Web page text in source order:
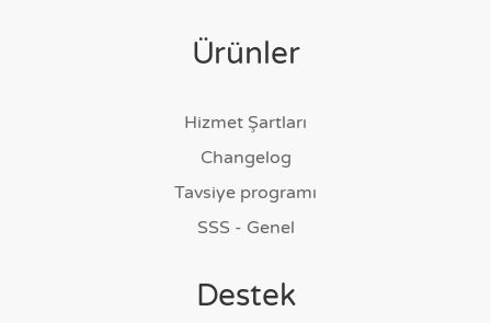
Ürünler
Hizmet Şartları
Changelog
Tavsiye programı
SSS - Genel
Destek